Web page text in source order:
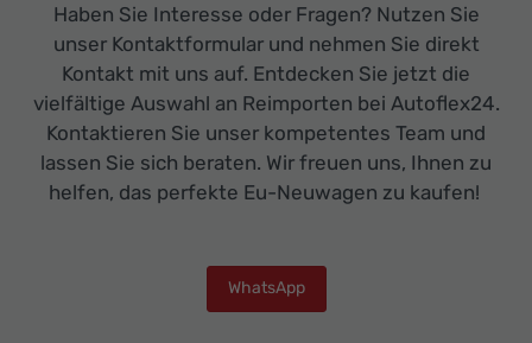
Haben Sie Interesse oder Fragen? Nutzen Sie
unser Kontaktformular und nehmen Sie direkt
Kontakt mit uns auf. Entdecken Sie jetzt die
vielfältige Auswahl an Reimporten bei Autoflex24.
Kontaktieren Sie unser kompetentes Team und
lassen Sie sich beraten. Wir freuen uns, Ihnen zu
helfen, das perfekte Eu-Neuwagen zu kaufen!
WhatsApp